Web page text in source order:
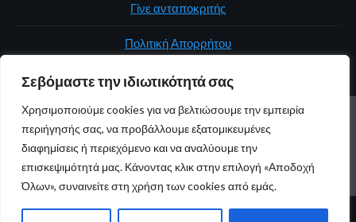
Σεβόμαστε την ιδιωτικότητά σας
Χρησιμοποιούμε cookies για να βελτιώσουμε την εμπειρία
περιήγησής σας, να προβάλλουμε εξατομικευμένες
διαφημίσεις ή περιεχόμενο και να αναλύουμε την
επισκεψιμότητά μας. Κάνοντας κλικ στην επιλογή «Αποδοχή
Όλων», συναινείτε στη χρήση των cookies από εμάς.
Γίνε ανταποκριτής
Πολιτική Απορρήτου
ΑΡΧΙΚΉ ΠΟΛΙΤΙΚΉ ΕΛΛΆΔΑ ΚΌΣΜΟΣ
ΕΠΙΚΟΙΝΩΝΊΑ